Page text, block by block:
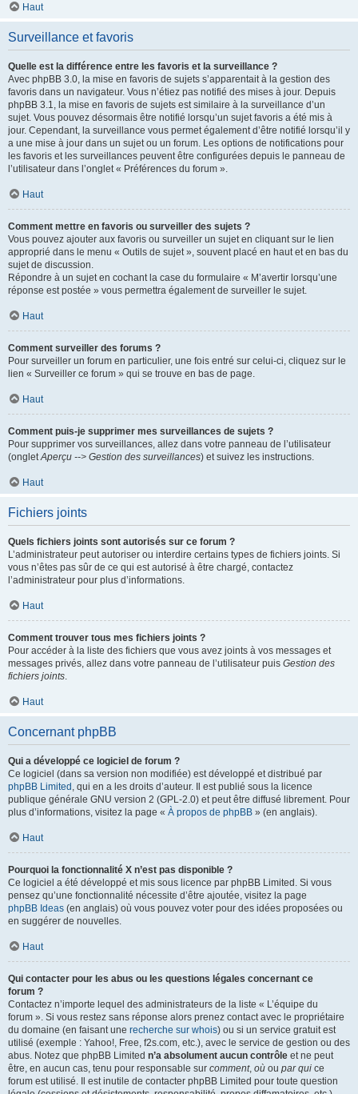
Haut
Surveillance et favoris
Quelle est la différence entre les favoris et la surveillance ?
Avec phpBB 3.0, la mise en favoris de sujets s’apparentait à la gestion des
favoris dans un navigateur. Vous n’étiez pas notifié des mises à jour. Depuis
phpBB 3.1, la mise en favoris de sujets est similaire à la surveillance d’un
sujet. Vous pouvez désormais être notifié lorsqu’un sujet favoris a été mis à
jour. Cependant, la surveillance vous permet également d’être notifié lorsqu’il y
a une mise à jour dans un sujet ou un forum. Les options de notifications pour
les favoris et les surveillances peuvent être configurées depuis le panneau de
l’utilisateur dans l’onglet « Préférences du forum ».
Haut
Comment mettre en favoris ou surveiller des sujets ?
Vous pouvez ajouter aux favoris ou surveiller un sujet en cliquant sur le lien
approprié dans le menu « Outils de sujet », souvent placé en haut et en bas du
sujet de discussion.
Répondre à un sujet en cochant la case du formulaire « M’avertir lorsqu’une
réponse est postée » vous permettra également de surveiller le sujet.
Haut
Comment surveiller des forums ?
Pour surveiller un forum en particulier, une fois entré sur celui-ci, cliquez sur le
lien « Surveiller ce forum » qui se trouve en bas de page.
Haut
Comment puis-je supprimer mes surveillances de sujets ?
Pour supprimer vos surveillances, allez dans votre panneau de l’utilisateur
(ongletAperçu --> Gestion des surveillances) et suivez les instructions.
Haut
Fichiers joints
Quels fichiers joints sont autorisés sur ce forum ?
L’administrateur peut autoriser ou interdire certains types de fichiers joints. Si
vous n’êtes pas sûr de ce qui est autorisé à être chargé, contactez
l’administrateur pour plus d’informations.
Haut
Comment trouver tous mes fichiers joints ?
Pour accéder à la liste des fichiers que vous avez joints à vos messages et
messages privés, allez dans votre panneau de l’utilisateur puis Gestion des
fichiers joints.
Haut
Concernant phpBB
Qui a développé ce logiciel de forum ?
Ce logiciel (dans sa version non modifiée) est développé et distribué par
phpBB Limited , qui en a les droits d’auteur. Il est publié sous la licence
publique générale GNU version 2 (GPL-2.0) et peut être diffusé librement. Pour
plus d’informations, visitez la page « À propos de phpBB » (en anglais).
Haut
Pourquoi la fonctionnalité X n’est pas disponible ?
Ce logiciel a été développé et mis sous licence par phpBB Limited. Si vous
pensez qu’une fonctionnalité nécessite d’être ajoutée, visitez la page
phpBB Ideas (en anglais) où vous pouvez voter pour des idées proposées ou
en suggérer de nouvelles.
Haut
Qui contacter pour les abus ou les questions légales concernant ce
forum ?
Contactez n’importe lequel des administrateurs de la liste « L’équipe du
forum ». Si vous restez sans réponse alors prenez contact avec le propriétaire
du domaine (en faisant une recherche sur whois) ou si un service gratuit est
utilisé (exemple : Yahoo!, Free, f2s.com, etc.), avec le service de gestion ou des
abus. Notez que phpBB Limited n’a absolument aucun contrôle et ne peut
être, en aucun cas, tenu pour responsable sur comment, où ou par qui ce
forum est utilisé. Il est inutile de contacter phpBB Limited pour toute question